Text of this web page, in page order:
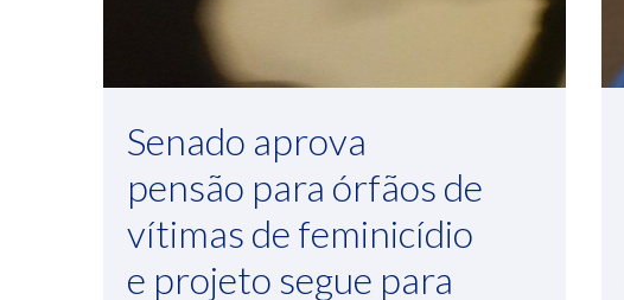
Senado aprova
pensão para órfãos de
vítimas de feminicídio
e projeto segue para